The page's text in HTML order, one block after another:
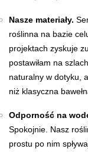
Nasze materiały.
roślinna na bazie
projektach zyskuje
postawiłam na
naturalny w dotyku,
niż klasyczna
Odporność na
Spokojnie. Nasz
prostu po nim